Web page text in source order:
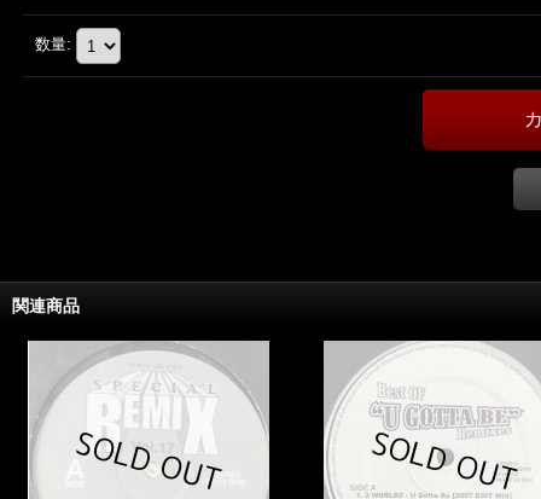
数量:
関連商品